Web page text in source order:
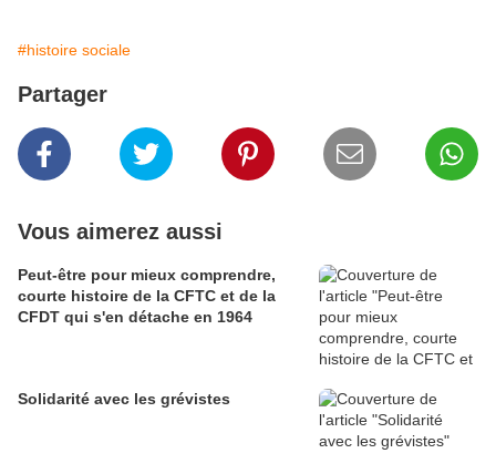
#histoire sociale
Partager
Vous aimerez aussi
Peut-être pour mieux comprendre,
courte histoire de la CFTC et de la
CFDT qui s'en détache en 1964
Solidarité avec les grévistes